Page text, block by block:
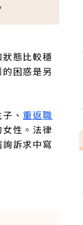
態比較穩
困惑是另
、 重返職
性。法律
訴求中寫